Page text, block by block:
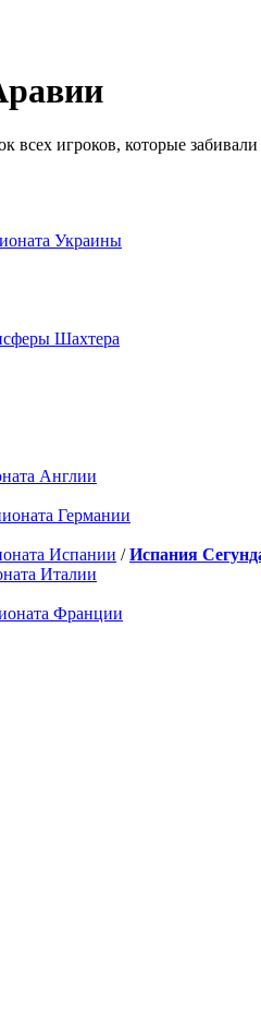
игроков, которые
Украины
Шахтера
Англии
Германии
Испании /Испания
Италии
Франции